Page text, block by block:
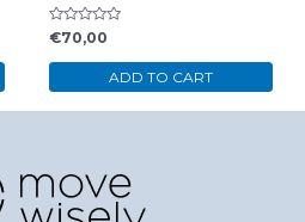
Rated
0
out
5
€70,00
ADD TO CART